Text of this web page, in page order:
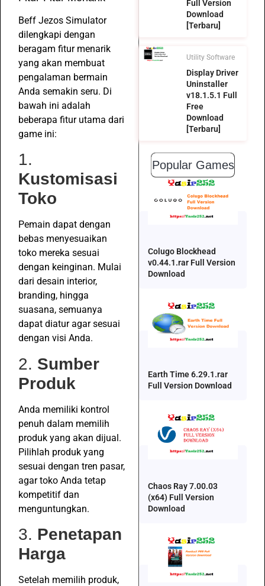
Beff Jezos Simulator
dilengkapi dengan
beragam fitur menarik
yang akan membuat
pengalaman bermain
Anda semakin seru. Di
bawah ini adalah
beberapa fitur utama dari
game ini:
1.
Kustomisasi
Toko
Pemain dapat dengan
bebas menyesuaikan
toko mereka sesuai
dengan keinginan. Mulai
dari desain interior,
branding, hingga
suasana, semuanya
dapat diatur agar sesuai
dengan visi Anda.
2. Sumber
Produk
Anda memiliki kontrol
penuh dalam memilih
produk yang akan dijual.
Pilihlah produk yang
sesuai dengan tren pasar,
agar toko Anda tetap
kompetitif dan
menguntungkan.
3. Penetapan
Harga
Setelah memilih produk,
Full Version
Download
[Terbaru]
Utility Software
Display Driver
Uninstaller
v18.1.5.1 Full
Free
Download
[Terbaru]
Popular Games
Colugo Blockhead
v0.44.1.rar Full Version
Download
Earth Time 6.29.1.rar
Full Version Download
Chaos Ray 7.00.03
(x64) Full Version
Download